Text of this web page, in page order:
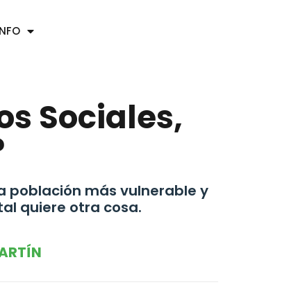
Sociales,
población más vulnerable y
quiere otra cosa.